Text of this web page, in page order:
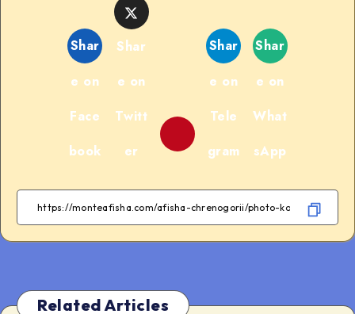
Shar
e on
Face
book
Shar
e on
Twitt
er
Shar
e on
Tele
gram
Shar
e on
What
sApp
Related Articles